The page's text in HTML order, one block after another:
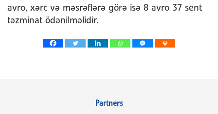
avro, xərc və məsrəflərə görə isə 8 avro 37 sent
təzminat ödənilməlidir.
Partners